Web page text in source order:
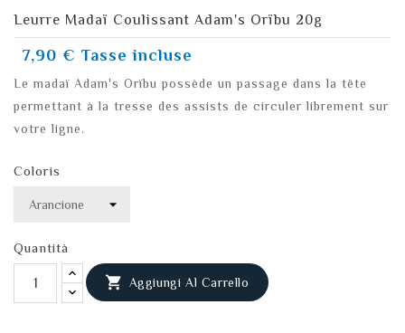
Leurre Madaï Coulissant Adam's Orïbu 20g
7,90 € Tasse incluse
Le madaï Adam's Orïbu possède un passage dans la tête
permettant à la tresse des assists de circuler librement sur
votre ligne.
Coloris
Quantità
 Aggiungi Al Carrello